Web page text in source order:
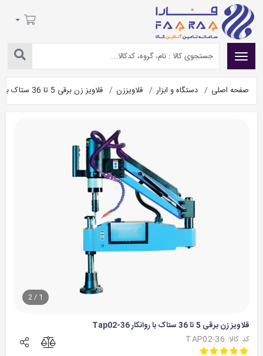
صفحه اصلی دستگاه و ابزار قلاویززن قلاویز زن برقی 5 تا 36 ستاک با روانکار Tap02-36
1
/
2
قلاویز زن برقی 5 تا 36 ستاک با روانکار Tap02-36
کد کالا: TAP02-36